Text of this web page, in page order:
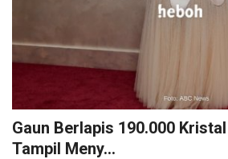
Gaun Berlapis 190.000
Tampil Meny...